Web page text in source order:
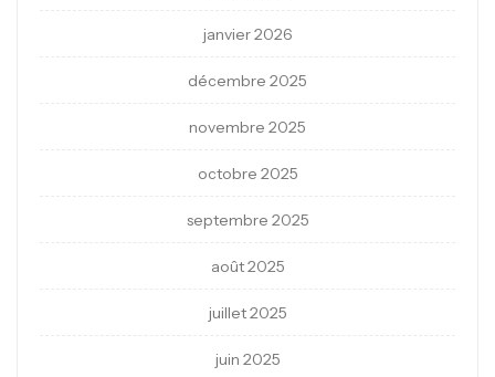
janvier 2026
décembre 2025
novembre 2025
octobre 2025
septembre 2025
août 2025
juillet 2025
juin 2025